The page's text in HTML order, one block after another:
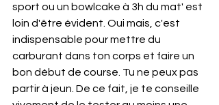
sport ou un bowlcake à 3h du mat' est
loin d'être évident. Oui mais, c'est
indispensable pour mettre du
carburant dans ton corps et faire un
bon début de course. Tu ne peux pas
partir à jeun. De ce fait, je te conseille